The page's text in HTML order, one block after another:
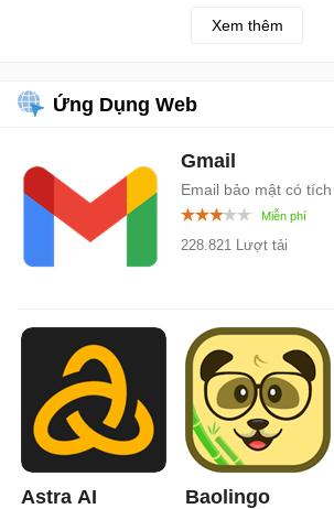
Xem thêm
Ứng Dụng Web
Gmail
Email bảo mật có
228.821 Lượt tải
Astra AI Baolingo